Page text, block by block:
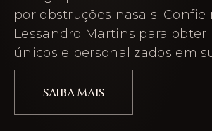
por obstruções nasais. Confie
Lessandro Martins para obter
únicos e personalizados em
SAIBA MAIS